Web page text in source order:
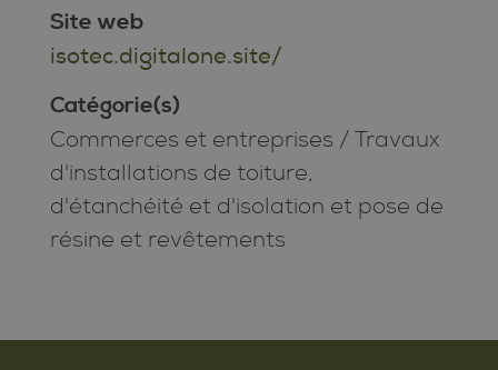
Site web
isotec.digitalone.site/
Catégorie(s)
Commerces et entreprises / Travaux
d'installations de toiture,
d'étanchéité et d'isolation et pose de
résine et revêtements